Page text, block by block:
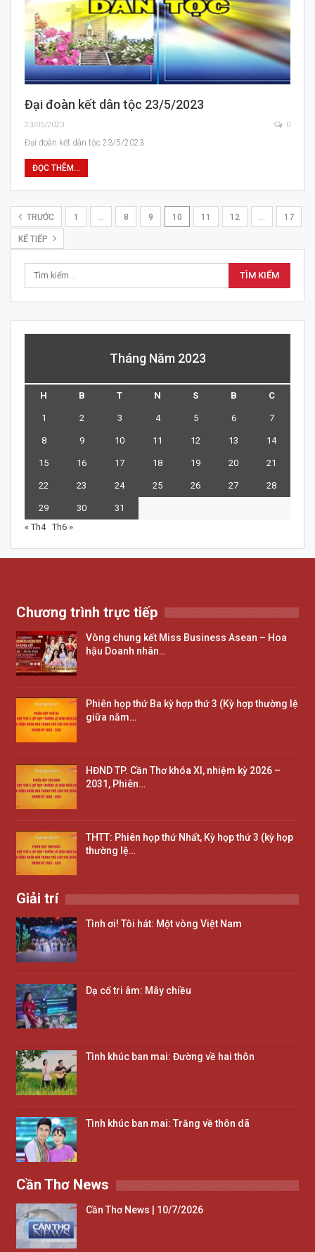
Đại đoàn kết dân tộc 23/5/2023
23/05/2023 0
Đại đoàn kết dân tộc 23/5/2023
ĐỌC THÊM...
TRƯỚC 1 … 8 9 10 11 12 … 17
KẾ TIẾP
Tháng Năm 2023
H B T N S B C
1 2 3 4 5 6 7
8 9 10 11 12 13 14
15 16 17 18 19 20 21
22 23 24 25 26 27 28
29 30
31
« Th4 Th6 »
Chương trình trực tiếp
Vòng chung kết Miss Business Asean – Hoa
hậu Doanh nhân…
Phiên họp thứ Ba kỳ hợp thứ 3 (Kỳ hợp thường lệ
giữa năm…
HĐND TP. Cần Thơ khóa XI, nhiệm kỳ 2026 –
2031, Phiên…
THTT: Phiên họp thứ Nhất, Kỳ họp thứ 3 (kỳ họp
thường lệ…
Giải trí
Tình ơi! Tôi hát: Một vòng Việt Nam
Dạ cổ tri âm: Mây chiều
Tình khúc ban mai: Đường về hai thôn
Tình khúc ban mai: Trăng về thôn dã
Cần Thơ News
Cần Thơ News | 10/7/2026